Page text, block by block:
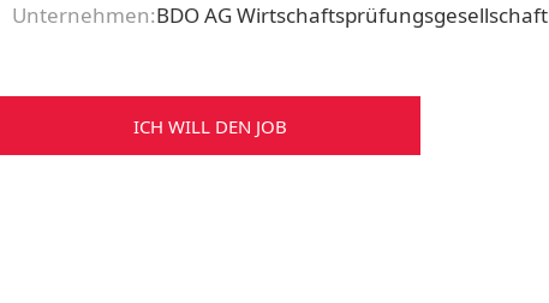
Unternehmen:BDO AG Wirtschaftsprüfungsgesellschaft
ICH WILL DEN JOB